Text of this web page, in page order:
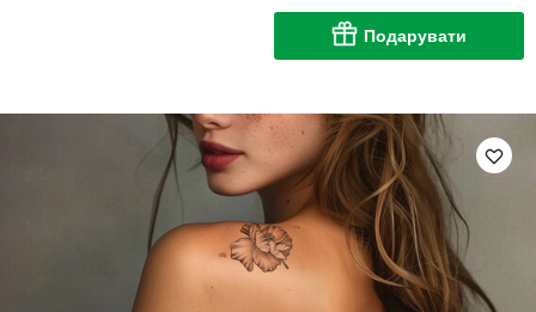
Подарувати